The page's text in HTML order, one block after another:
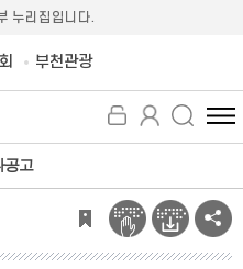
누리집입니다.
부천관광
전
체
뉴
보
기
공고